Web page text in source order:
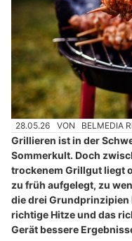
28.05.26 VON BELMEDIA
Grillieren ist in der
Sommerkult. Doch
trockenem Grillgut liegt
zu früh aufgelegt, zu
die drei Grundprinzipien
richtige Hitze und das
Gerät bessere